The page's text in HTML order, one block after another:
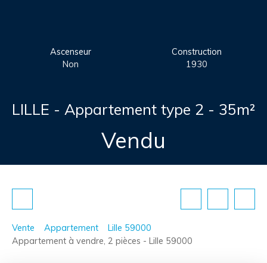
Ascenseur
Non
Construction
1930
LILLE - Appartement type 2 - 35m²
Vendu
Vente Appartement
Lille 59000
Appartement à vendre, 2 pièces - Lille 59000